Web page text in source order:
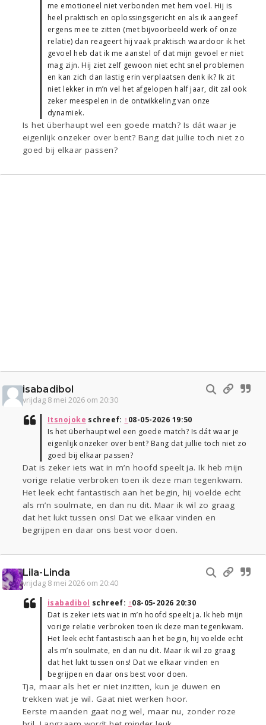
me emotioneel niet verbonden met hem voel. Hij is
heel praktisch en oplossingsgericht en als ik aangeef
ergens mee te zitten (met bijvoorbeeld werk of onze
relatie) dan reageert hij vaak praktisch waardoor ik het
gevoel heb dat ik me aanstel of dat mijn gevoel er niet
mag zijn. Hij ziet zelf gewoon niet echt snel problemen
en kan zich dan lastig erin verplaatsen denk ik? Ik zit
niet lekker in m’n vel het afgelopen half jaar, dit zal ook
zeker meespelen in de ontwikkeling van onze
dynamiek.
Is het überhaupt wel een goede match? Is dát waar je
eigenlijk onzeker over bent? Bang dat jullie toch niet zo
goed bij elkaar passen?
isabadibol
vrijdag 8 mei 2026 om 20:30
Itsnojoke schreef: ↑08-05-2026 19:50
Is het überhaupt wel een goede match? Is dát waar je
eigenlijk onzeker over bent? Bang dat jullie toch niet zo
goed bij elkaar passen?
Dat is zeker iets wat in m’n hoofd speelt ja. Ik heb mijn
vorige relatie verbroken toen ik deze man tegenkwam.
Het leek echt fantastisch aan het begin, hij voelde echt
als m’n soulmate, en dan nu dit. Maar ik wil zo graag
dat het lukt tussen ons! Dat we elkaar vinden en
begrijpen en daar ons best voor doen.
Lila-Linda
vrijdag 8 mei 2026 om 20:40
isabadibol schreef: ↑08-05-2026 20:30
Dat is zeker iets wat in m’n hoofd speelt ja. Ik heb mijn
vorige relatie verbroken toen ik deze man tegenkwam.
Het leek echt fantastisch aan het begin, hij voelde echt
als m’n soulmate, en dan nu dit. Maar ik wil zo graag
dat het lukt tussen ons! Dat we elkaar vinden en
begrijpen en daar ons best voor doen.
Tja, maar als het er niet inzitten, kun je duwen en
trekken wat je wil. Gaat niet werken hoor.
Eerste maanden gaat nog wel, maar nu, zonder roze